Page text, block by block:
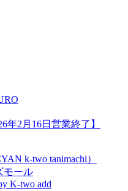
年2月16日営業終了】
k-two tanimachi）
モール
K-two add